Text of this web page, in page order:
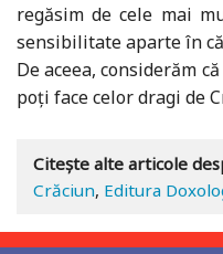
regăsim de cele mai
sensibilitate aparte în
De aceea, considerăm
poți face celor dragi de
Citește alte articole
Crăciun, Editura